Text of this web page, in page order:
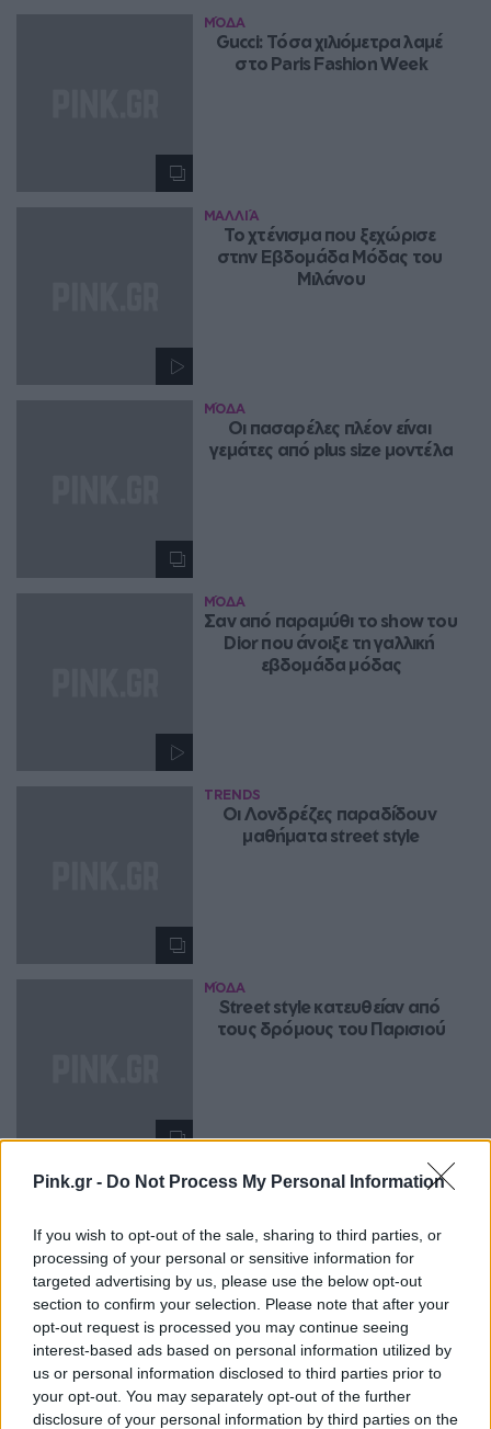
Pink.gr - Do Not Process My Personal Information
If you wish to opt-out of the sale, sharing to third parties, or
processing of your personal or sensitive information for
targeted advertising by us, please use the below opt-out
section to confirm your selection. Please note that after your
opt-out request is processed you may continue seeing
interest-based ads based on personal information utilized by
us or personal information disclosed to third parties prior to
your opt-out. You may separately opt-out of the further
disclosure of your personal information by third parties on the
ΜΌΔΑ
Gucci: Τόσα χιλιόμετρα λαμέ
στο Paris Fashion Week
ΜΑΛΛΙΆ
Το χτένισμα που ξεχώρισε
στην Εβδομάδα Μόδας του
Μιλάνου
ΜΌΔΑ
Oι πασαρέλες πλέον είναι
γεμάτες από plus size μοντέλα
ΜΌΔΑ
Σαν από παραμύθι το show του
Dior που άνοιξε τη γαλλική
εβδομάδα μόδας
TRENDS
Oι Λονδρέζες παραδίδουν
μαθήματα street style
ΜΌΔΑ
Street style κατευθείαν από
τους δρόμους του Παρισιού
ΜΌΔΑ
ΜΌΔΑ
Αυτές είναι οι τάσεις της
άνοιξης του 2019